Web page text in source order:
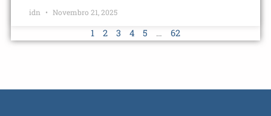
idn Novembro 21, 2025
1 2 3 4 5 … 62